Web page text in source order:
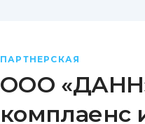
ПАРТНЕРСКАЯ
ООО
комплаенс